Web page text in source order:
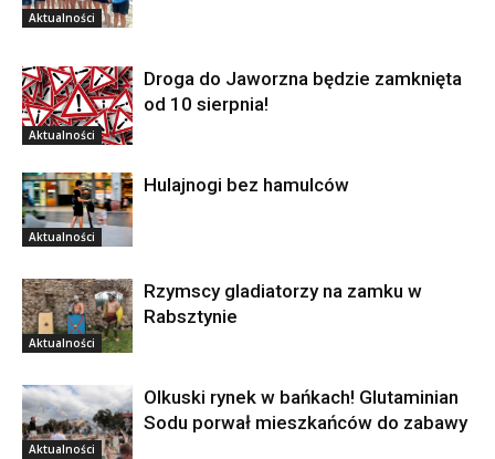
Aktualności
Aktualności
Droga do Jaworzna będzie zamknięta
od 10 sierpnia!
Aktualności
Hulajnogi bez hamulców
Aktualności
Rzymscy gladiatorzy na zamku w
Rabsztynie
Aktualności
Olkuski rynek w bańkach! Glutaminian
Sodu porwał mieszkańców do zabawy